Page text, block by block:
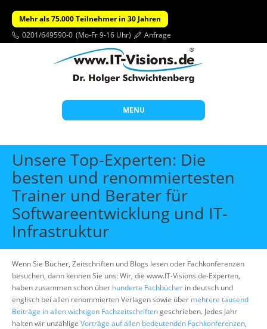
Mehr als 75.000 Teilnehmer in 30 Jahren
0201/649590-0 (Mo-Fr 9-16 Uhr) Anfrage
MENU
Start
Themen
Beratung
Individuelle Schulungen
Offene Seminare
Über uns
Suche
Unsere Top-Experten: Die
besten und renommiertesten
Trainer und Berater für
Softwareentwicklung und IT-
Infrastruktur
Wenn Sie Bücher, Zeitschriften und Blogs lesen oder Fachkonferenzen
besuchen, dann kennen Sie uns: Wir, die www.IT-Visions.de-Experten,
haben zusammen schon über hunderte Fachbücher in deutsch und
englisch bei allen renommierten Verlagen sowie über mehrere tausend
Beiträge in allen wichtigen Fachzeitschriftengeschrieben. Jedes Jahr
halten wir unzählige Vorträge auf allen bedeutenden Fachkonferenzen,